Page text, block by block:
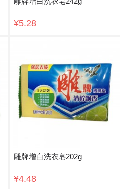
¥5.28
雕牌增白洗衣皂202g
¥4.48